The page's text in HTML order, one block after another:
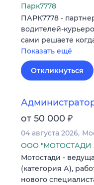
Парк7778
ПАРК7778 -
водителей-
сами решаете
Показать ещё
Откликнуться
от 50 000 ₽
04 августа 2026
ООО "МОТОСТАДИ
Мотостади -
(категория А),
нового